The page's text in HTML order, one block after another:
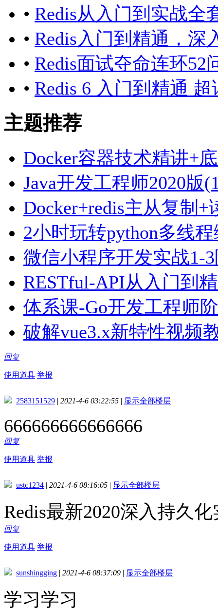
• Redis从入门到实战全
• Redis入门到精通，深
• Redis面试夺命连环52
• Redis 6 入门到精通
主题推荐
Docker容器技术精讲+
Java开发工程师2020版
Docker+redis主从复制
2小时玩转python多线
微信小程序开发实战1-
RESTful-API从入门到
体系课-Go开发工程师
破解vue3.x新特性视频
回复
使用道具 举报
2583151529 | 2021-4-6 03:22:55 | 显示全部楼层
666666666666666
回复
使用道具 举报
ustc1234 | 2021-4-6 08:16:05 | 显示全部楼层
Redis最新2020深入持久
回复
使用道具 举报
sunshingging | 2021-4-6 08:37:09 | 显示全部楼层
学习学习